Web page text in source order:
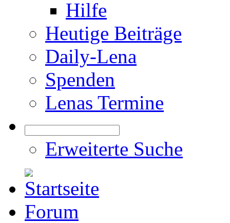
Hilfe
Heutige Beiträge
Daily-Lena
Spenden
Lenas Termine
Erweiterte Suche
Forum